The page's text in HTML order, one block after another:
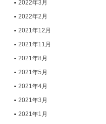
2022年3月
2022年2月
2021年12月
2021年11月
2021年8月
2021年5月
2021年4月
2021年3月
2021年1月